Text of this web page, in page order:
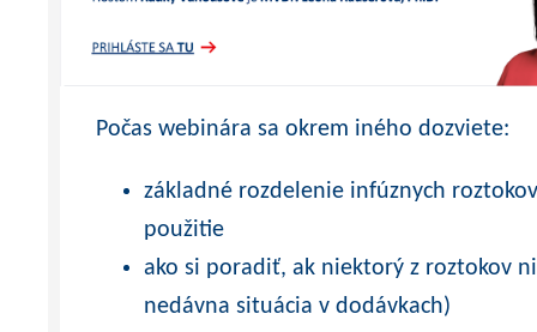
Počas webinára sa okrem iného dozviete:
základné rozdelenie infúznych
použitie
ako si poradiť, ak niektorý z roztokov
nedávna situácia v dodávkach)